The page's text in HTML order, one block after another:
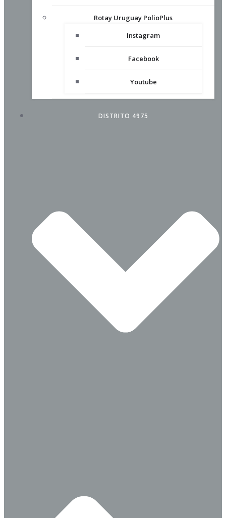
Rotay Uruguay PolioPlus
Instagram
Facebook
Youtube
DISTRITO 4975